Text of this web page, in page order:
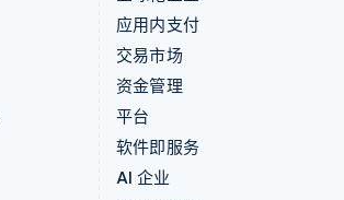
应用内支付
交易市场
资金管理
平台
软件即服务
AI 企业